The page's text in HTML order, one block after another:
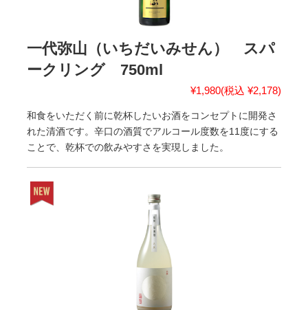
一代弥山（いちだいみせん） スパ
ークリング 750ml
¥1,980(税込 ¥2,178)
和食をいただく前に乾杯したいお酒をコンセプトに開発さ
れた清酒です。辛口の酒質でアルコール度数を11度にする
ことで、乾杯での飲みやすさを実現しました。